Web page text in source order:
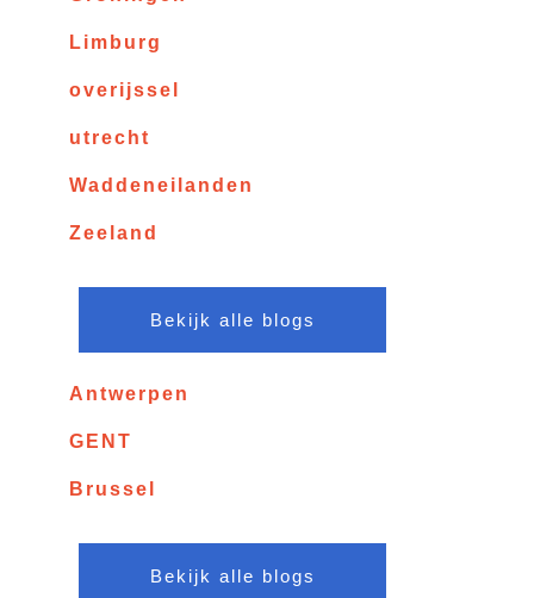
Limburg
overijssel
utrecht
Waddeneilanden
Zeeland
Bekijk alle blogs
Antwerpen
GENT
Brussel
Bekijk alle blogs